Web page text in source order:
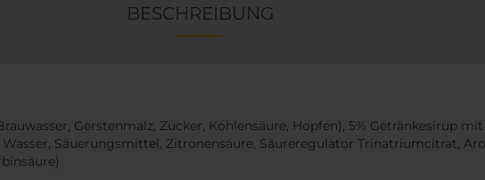
BESCHREIBUNG
Gerstenmalz, Zucker, Kohlensäure, Hopfen), 5% Getränkesirup mit
Säuerungsmittel, Zitronensäure, Säureregulator Trinatriumcitrat,